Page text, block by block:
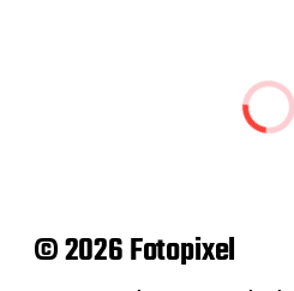
© 2026 Fotopixel